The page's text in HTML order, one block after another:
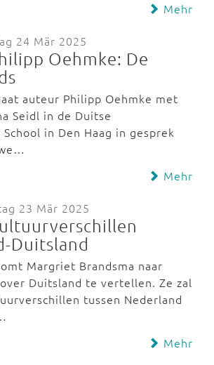
Mehr
24 Mär 2025
Oehmke: De
auteur Philipp Oehmke met
Seidl in de Duitse
in Den Haag in gesprek
Mehr
23 Mär 2025
Duitsland
Margriet Brandsma naar
Duitsland te vertellen. Ze zal
tussen Nederland
Mehr